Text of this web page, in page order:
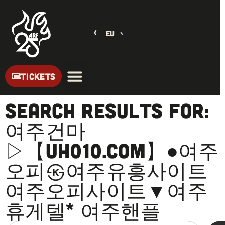
EU
TICKETS
Search Results for:
여주건마
▷【UH010.com】●여주
오피㉿여주유흥사이트
여주오피사이트▼여주
휴게텔* 여주핸플